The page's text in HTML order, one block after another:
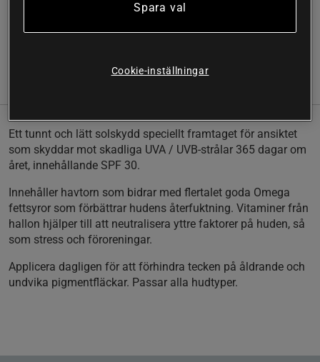
året, innehållande SPF 30.
Ett tunnt och lätt solskydd speciellt framtaget för ansiktet
som skyddar mot skadliga UVA / UVB-strålar 365 dagar om
året, innehållande SPF 30.
Innehåller havtorn som bidrar med flertalet goda Omega
fettsyror som förbättrar hudens återfuktning. Vitaminer från
hallon hjälper till att neutralisera yttre faktorer på huden, så
som stress och föroreningar.
Applicera dagligen för att förhindra tecken på åldrande och
undvika pigmentfläckar. Passar alla hudtyper.
Spara val
Cookie-inställningar